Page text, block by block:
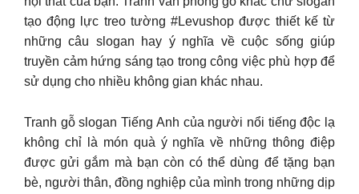
tạo động lực treo tường #Levushop được thiết kế từ
những câu slogan hay ý nghĩa về cuộc sống giúp
truyền cảm hứng sáng tạo trong công việc phù hợp để
sử dụng cho nhiều không gian khác nhau.
Tranh gỗ slogan Tiếng Anh của người nổi tiếng độc lạ
không chỉ là món quà ý nghĩa về những thông điệp
được gửi gắm mà bạn còn có thể dùng để tặng bạn
bè, người thân, đồng nghiệp của mình trong những dịp